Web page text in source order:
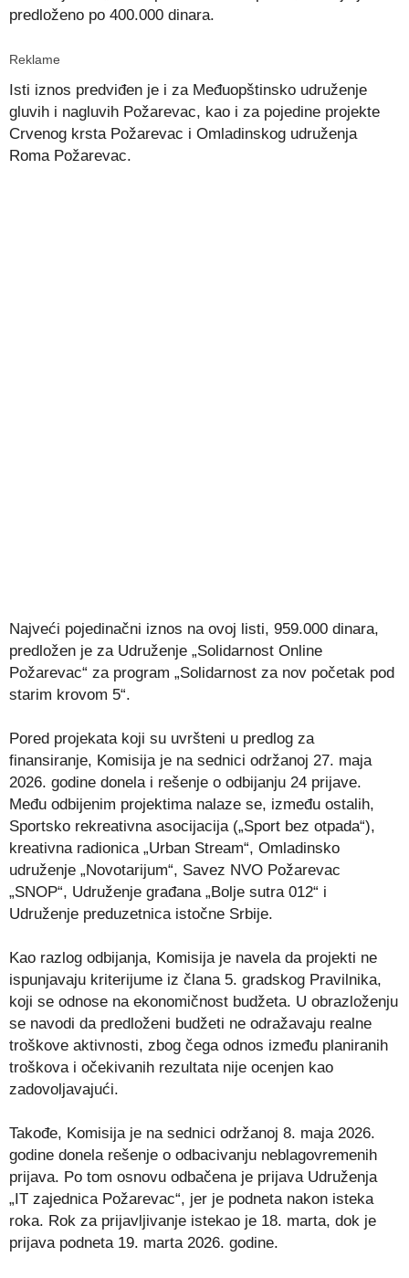
predloženo po 400.000 dinara.
Reklame
Isti iznos predviđen je i za Međuopštinsko udruženje
gluvih i nagluvih Požarevac, kao i za pojedine projekte
Crvenog krsta Požarevac i Omladinskog udruženja
Roma Požarevac.
Najveći pojedinačni iznos na ovoj listi, 959.000 dinara,
predložen je za Udruženje „Solidarnost Online
Požarevac“ za program „Solidarnost za nov početak pod
starim krovom 5“.
Pored projekata koji su uvršteni u predlog za
finansiranje, Komisija je na sednici održanoj 27. maja
2026. godine donela i rešenje o odbijanju 24 prijave.
Među odbijenim projektima nalaze se, između ostalih,
Sportsko rekreativna asocijacija („Sport bez otpada“),
kreativna radionica „Urban Stream“, Omladinsko
udruženje „Novotarijum“, Savez NVO Požarevac
„SNOP“, Udruženje građana „Bolje sutra 012“ i
Udruženje preduzetnica istočne Srbije.
Kao razlog odbijanja, Komisija je navela da projekti ne
ispunjavaju kriterijume iz člana 5. gradskog Pravilnika,
koji se odnose na ekonomičnost budžeta. U obrazloženju
se navodi da predloženi budžeti ne odražavaju realne
troškove aktivnosti, zbog čega odnos između planiranih
troškova i očekivanih rezultata nije ocenjen kao
zadovoljavajući.
Takođe, Komisija je na sednici održanoj 8. maja 2026.
godine donela rešenje o odbacivanju neblagovremenih
prijava. Po tom osnovu odbačena je prijava Udruženja
„IT zajednica Požarevac“, jer je podneta nakon isteka
roka. Rok za prijavljivanje istekao je 18. marta, dok je
prijava podneta 19. marta 2026. godine.